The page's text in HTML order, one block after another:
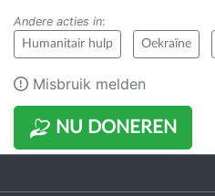
NU DONEREN
Andere acties in:
Humanitair hulp Oekraïne
Misbruik melden